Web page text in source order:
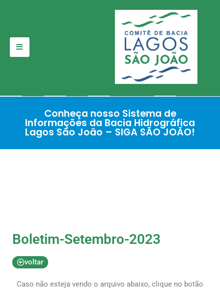
para
Conheça nosso Sistema de
Informações da Bacia Hidrográfica
Lagos São João – SIGA SÃO JOÃO!
Boletim-Setembro-2023
voltar
Caso não esteja vendo o arquivo abaixo, clique no botão